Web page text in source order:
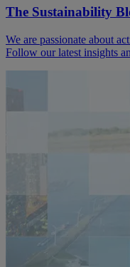
The Sustainability
We are passionate about
Follow our latest insights